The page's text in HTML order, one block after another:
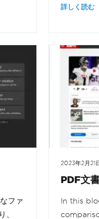
詳しく読む
ファ
、
2023年2月21
PDF文
In this